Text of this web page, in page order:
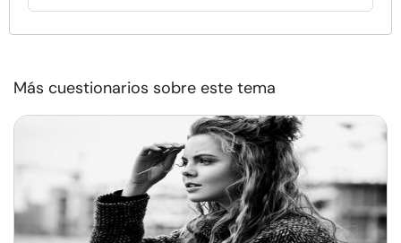
Más cuestionarios sobre este tema